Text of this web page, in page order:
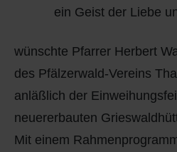
ein Geist der Liebe
wünschte Pfarrer Herbert
des Pfälzerwald-Vereins
anläßlich der
neuererbauten
Mit einem